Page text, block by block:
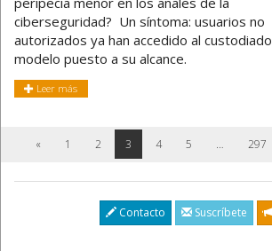
ciberseguridad? Un síntoma: usuarios no
autorizados ya han accedido al custodiado
modelo puesto a su alcance.
Leer más
« 1 2 3 4 5 … 297
Contacto Suscríbete